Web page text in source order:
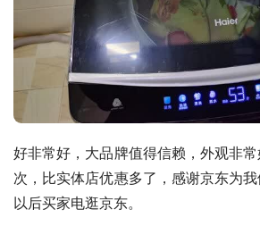
好非常好，大品牌值得信赖，外观非
次，比实体店优惠多了，感谢京东为我
以后买家电逛京东。